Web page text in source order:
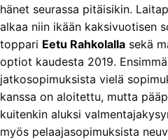
hänet seurassa pitäisikin.
alkaa niin ikään kaksivuotisen
toppari Eetu Rahkolalla sekä
optiot kaudesta 2019.
jatkosopimuksista vielä
kanssa on aloitettu, mutta
kuitenkin aluksi
myös pelaajasopimuksista